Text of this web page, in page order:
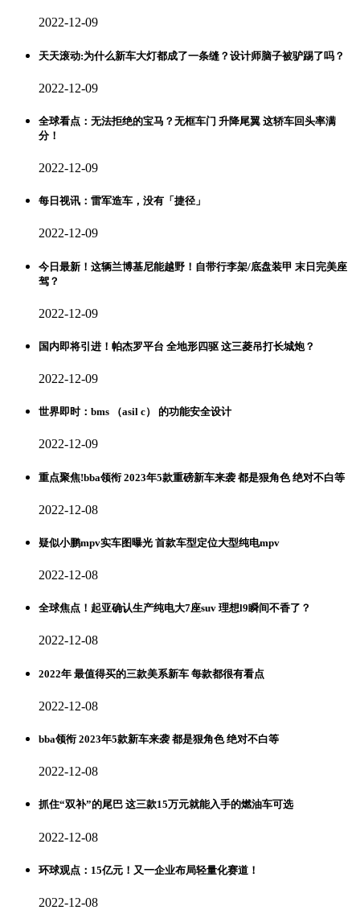
2022-12-09
天天滚动:为什么新车大灯都成了一条缝？设计师脑子被驴踢了吗？
2022-12-09
全球看点：无法拒绝的宝马？无框车门 升降尾翼 这轿车回头率满
分！
2022-12-09
每日视讯：雷军造车，没有「捷径」
2022-12-09
今日最新！这辆兰博基尼能越野！自带行李架/底盘装甲 末日完美座
驾？
2022-12-09
国内即将引进！帕杰罗平台 全地形四驱 这三菱吊打长城炮？
2022-12-09
世界即时：bms （asil c） 的功能安全设计
2022-12-09
重点聚焦!bba领衔 2023年5款重磅新车来袭 都是狠角色 绝对不白等
2022-12-08
疑似小鹏mpv实车图曝光 首款车型定位大型纯电mpv
2022-12-08
全球焦点！起亚确认生产纯电大7座suv 理想l9瞬间不香了？
2022-12-08
2022年 最值得买的三款美系新车 每款都很有看点
2022-12-08
bba领衔 2023年5款新车来袭 都是狠角色 绝对不白等
2022-12-08
抓住“双补”的尾巴 这三款15万元就能入手的燃油车可选
2022-12-08
环球观点：15亿元！又一企业布局轻量化赛道！
2022-12-08